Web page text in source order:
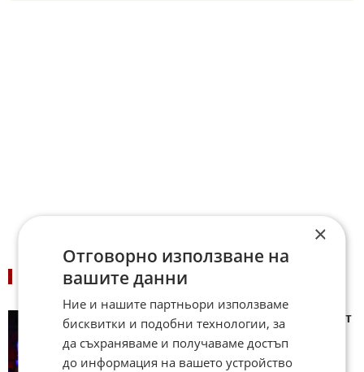
ПОДОБНИ НОВИНИ
Зендая и Том Холанд се оттеглят
от Холивуд след края на
годината, за да се радват на
брака си
×
Отговорно използване на
вашите данни
Ние и нашите партньори използваме
бисквитки и подобни технологии, за
да съхраняваме и получаваме достъп
до информация на вашето устройство